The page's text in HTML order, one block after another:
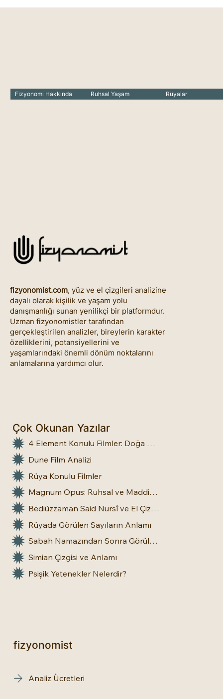
Fizyonomi Hakkında Ruhsal Yaşam Rüyalar
fizyonomist.com, yüz ve el çizgileri analizine
dayalı olarak kişilik ve yaşam yolu
danışmanlığı sunan yenilikçi bir platformdur.
Uzman fizyonomistler tarafından
gerçekleştirilen analizler, bireylerin karakter
özelliklerini, potansiyellerini ve
yaşamlarındaki önemli dönüm noktalarını
anlamalarına yardımcı olur.
Çok Okunan Yazılar
4 Element Konulu Filmler: Doğa Üstü Güçler
Dune Film Analizi
Rüya Konulu Filmler
Magnum Opus: Ruhsal ve Maddi Dönüşümün Büyük Eseri
Bediüzzaman Said Nursî ve El Çizgileri: İnsan Doğasına Dair Bir Bakış
Rüyada Görülen Sayıların Anlamı
Sabah Namazından Sonra Görülen Rüya Gerçek Olur mu?
Simian Çizgisi ve Anlamı
Psişik Yetenekler Nelerdir?
fizyonomist
Analiz Ücretleri